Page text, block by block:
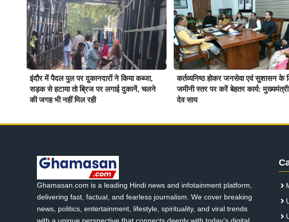
इंदौर में पैदल पुल पर दुकानदारों ने किया कब्जा,
सड़क से हटाया तो ब्रिज पर लगाई दुकानें, चलने
की जगह भी नहीं मिल रही
कर्तव्यनिष्ठ होकर जनसेवा एवं सुशासन के
जमीनी स्तर पर करें बेहतर कार्य: मुख्यमंत्री
देव साय
Ghamasan.com is a leading Hindi news and infotainment platform,
delivering fast, factual, and fearless journalism. We cover breaking
news, politics, entertainment, lifestyle, spirituality, and viral trends